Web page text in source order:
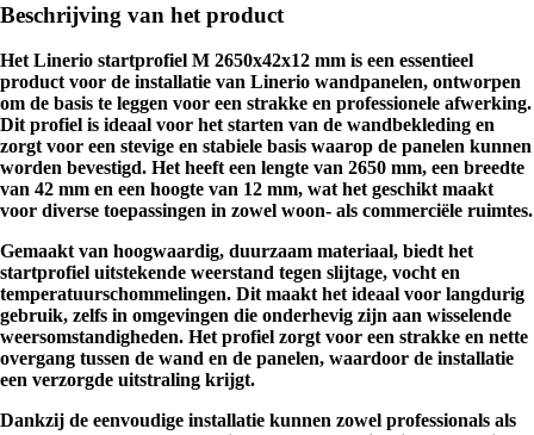
Beschrijving van het product
Het Linerio startprofiel M 2650x42x12 mm is een essentieel
product voor de installatie van Linerio wandpanelen, ontworpen
om de basis te leggen voor een strakke en professionele afwerking.
Dit profiel is ideaal voor het starten van de wandbekleding en
zorgt voor een stevige en stabiele basis waarop de panelen kunnen
worden bevestigd. Het heeft een lengte van 2650 mm, een breedte
van 42 mm en een hoogte van 12 mm, wat het geschikt maakt
voor diverse toepassingen in zowel woon- als commerciële ruimtes.
Gemaakt van hoogwaardig, duurzaam materiaal, biedt het
startprofiel uitstekende weerstand tegen slijtage, vocht en
temperatuurschommelingen. Dit maakt het ideaal voor langdurig
gebruik, zelfs in omgevingen die onderhevig zijn aan wisselende
weersomstandigheden. Het profiel zorgt voor een strakke en nette
overgang tussen de wand en de panelen, waardoor de installatie
een verzorgde uitstraling krijgt.
Dankzij de eenvoudige installatie kunnen zowel professionals als